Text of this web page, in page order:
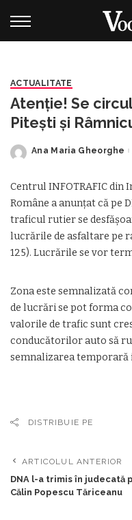
ACTUALITATE
Atenţie! Se
Piteşti şi
Posted
Ana Maria Gheorghe
Centrul INFOTRAFIC
Române a anunţat că pe
traficul rutier se
lucrările de asfaltare pe
125). Lucrările se vor
Zona este semnalizată
de lucrări se pot forma
valorile de trafic sunt
conducătorilor auto să
semnalizarea temporară
DISTRIBUIE PE
ARTICOLUL ANTERIOR
DNA l-a trimis în judecată
Călin Popescu Tăriceanu